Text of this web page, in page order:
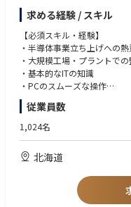
・出張
国内；サプライヤー訪問等
本社等他事業所への出
海外；サプライヤー訪問等
・半導体工場のIT基盤（ネッ
監視・運用・保守業務を24
・勤務形態は交代制になりま
・一次監視・二次監視の委
すが、ネットワーク配線や
す。
向けて試作を進めております。
《Rapidusの技術で変える未
弊社の取引業界は自動車業界
ホやPC、産業用ロボットな
現代社会の進化は半導体な
Rapidusの最大の特徴は、
スRUMSを展開、単に半導
求める経験 / スキル
【必須スキル・経験】
・半導体事業立ち上げへの熱
・大規模工場・プラントで
・基本的なITの知識
・PCのスムーズな操作
・コミュニケーション力
【歓迎スキル・経験】
・IT サービスマネージャー経
・グループウェアの管理経
・サーバーやネットワーク
・主体性をもって、前向き
・関係部署と円滑にコミュ
従業員数
1,024名
北海道